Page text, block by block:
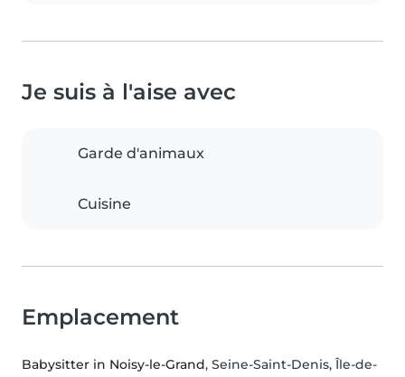
Je suis à l'aise avec
Garde d'animaux
Cuisine
Emplacement
Babysitter in Noisy-le-Grand, Seine-Saint-Denis, Île-de-